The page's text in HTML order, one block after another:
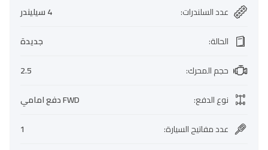
عدد السلندرات:
4 سيليندر
الحالة:
جديدة
حجم المحرك:
2.5
نوع الدفع:
FWD دفع امامي
عدد مفاتيح السيارة:
1